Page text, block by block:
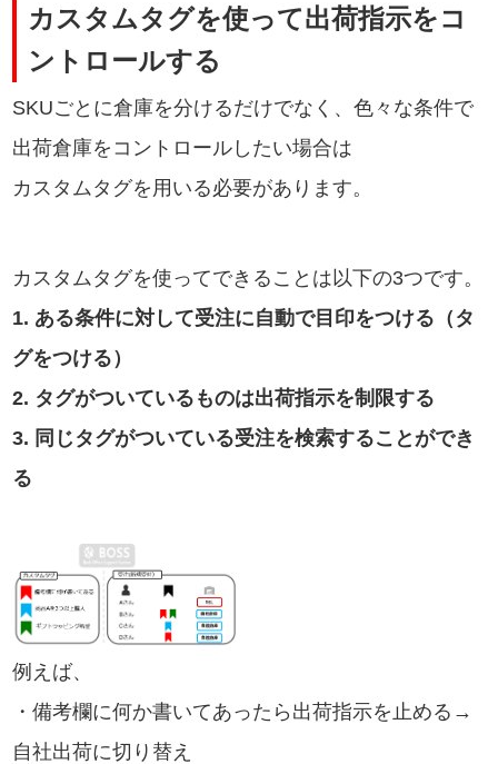
カスタムタグを使って出荷指示をコ
ントロールする
SKUごとに倉庫を分けるだけでなく、色々な条件で
出荷倉庫をコントロールしたい場合は
カスタムタグを用いる必要があります。
カスタムタグを使ってできることは以下の3つです。
1. ある条件に対して受注に自動で目印をつける（タ
グをつける）
2. タグがついているものは出荷指示を制限する
3. 同じタグがついている受注を検索することができ
る
例えば、
・備考欄に何か書いてあったら出荷指示を止める→
自社出荷に切り替え